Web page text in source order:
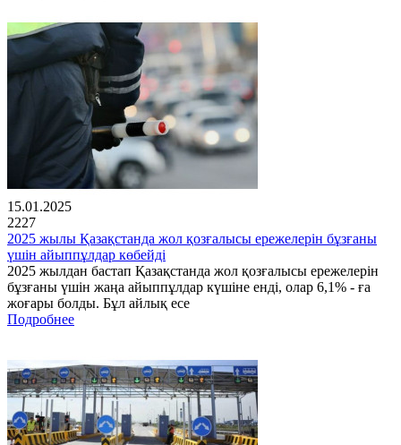
15.01.2025
2227
2025 жылы Қазақстанда жол қозғалысы ережелерін бұзғаны
үшін айыппұлдар көбейді
2025 жылдан бастап Қазақстанда жол қозғалысы ережелерін
бұзғаны үшін жаңа айыппұлдар күшіне енді, олар 6,1% - ға
жоғары болды. Бұл айлық есе
Подробнее